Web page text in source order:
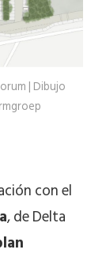
| Dibujo
con el
, de Delta